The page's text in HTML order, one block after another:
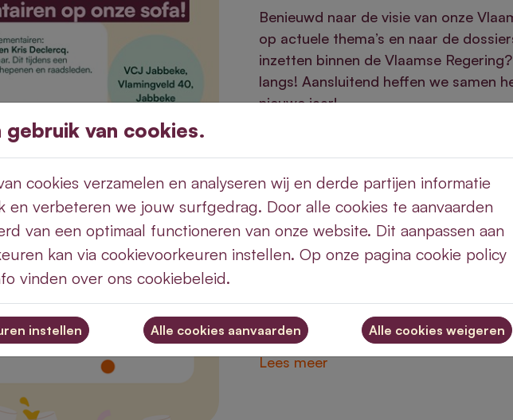
Benieuwd naar de visie van onze
op actuele thema’s en naar de
inzetten binnen de Vlaamse
langs! Aansluitend heffen we samen
nieuwe jaar!
vrijdag 24 januari 19:00
Nieuwjaarsreceptie
De Linde, Vedastusstraat 65,
Kom je meeklinken op het nieuwe jaar?
Lees meer
gebruik van cookies.
cookies verzamelen en analyseren wij en derde partijen informatie
en verbeteren we jouw surfgedrag. Door alle cookies te aanvaarden
van een optimaal functioneren van onze website. Dit aanpassen aan
kan via cookievoorkeuren instellen. Op onze pagina cookie policy
vinden over ons cookiebeleid.
instellen Alle cookies weigeren